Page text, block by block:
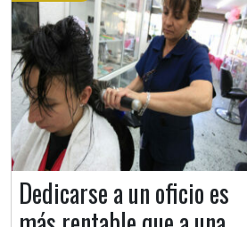
Dedicarse a un oficio es